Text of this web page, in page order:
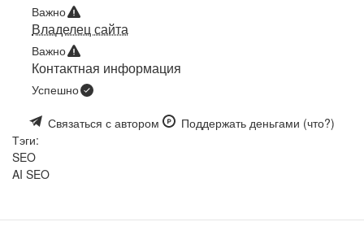
Важно
Владелец сайта
Важно
Контактная информация
Успешно
Связаться с автором Поддержать деньгами (что?)
Тэги:
SEO
AI SEO